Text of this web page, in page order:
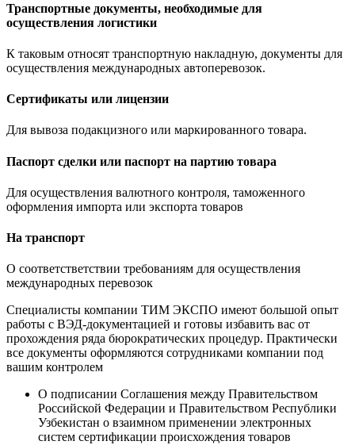
Транспортные документы, необходимые для
осуществления логистики
К таковым относят транспортную накладную, документы для
осуществления международных автоперевозок.
Сертификаты или лицензии
Для вывоза подакцизного или маркированного товара.
Паспорт сделки или паспорт на партию товара
Для осуществления валютного контроля, таможенного
оформления импорта или экспорта товаров
На транспорт
О соответстветствии требованиям для осуществления
международных перевозок
Специалисты компании ТИМ ЭКСПО имеют большой опыт
работы с ВЭД-документацией и готовы избавить вас от
прохождения ряда бюрократических процедур. Практически
все документы оформляются сотрудниками компании под
вашим контролем
О подписании Соглашения между Правительством
Российской Федерации и Правительством Республики
Узбекистан о взаимном применении электронных
систем сертификации происхождения товаров